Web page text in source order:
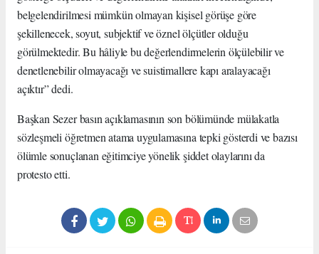
belgelendirilmesi mümkün olmayan kişisel görüşe göre
şekillenecek, soyut, subjektif ve öznel ölçütler olduğu
görülmektedir. Bu hâliyle bu değerlendirmelerin ölçülebilir ve
denetlenebilir olmayacağı ve suistimallere kapı aralayacağı
açıktır” dedi.
Başkan Sezer basın açıklamasının son bölümünde mülakatla
sözleşmeli öğretmen atama uygulamasına tepki gösterdi ve bazısı
ölümle sonuçlanan eğitimciye yönelik şiddet olaylarını da
protesto etti.